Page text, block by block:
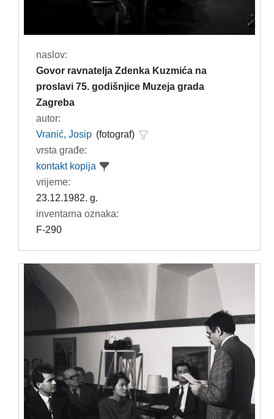
naslov:
Govor ravnatelja Zdenka Kuzmića na
proslavi 75. godišnjice Muzeja grada
Zagreba
autor:
Vranić, Josip (fotograf)
vrsta građe:
kontakt kopija
vrijeme:
23.12.1982. g.
inventarna oznaka:
F-290